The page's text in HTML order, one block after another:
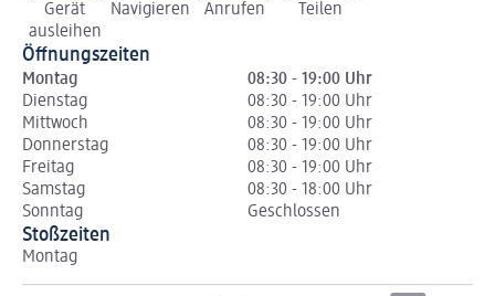
Gerät
ausleihen
Navigieren Anrufen Teilen
Öffnungszeiten
Montag
08:30 - 19:00 Uhr
Dienstag
08:30 - 19:00 Uhr
Mittwoch
08:30 - 19:00 Uhr
Donnerstag
08:30 - 19:00 Uhr
Freitag
08:30 - 19:00 Uhr
Samstag
08:30 - 18:00 Uhr
Sonntag
Geschlossen
Stoßzeiten
Montag